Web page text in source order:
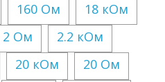
160 Ом
18 кОм
2 Ом
2.2 кОм
20 кОм
20 Ом